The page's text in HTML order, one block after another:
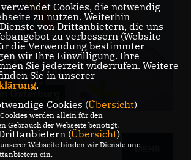
Osterburg
MEHR
Cookies, die notwendig
zu nutzen. Weiterhin
von Drittanbietern, die uns
zu verbessern (Website-
die Verwendung bestimmter
wir Ihre Einwilligung. Ihre
Sie jederzeit widerrufen. Weitere
Sie in unserer
.
Cookies (Übersicht)
werden allein für den
Gebrauch der Webseite benötigt.
(Übersicht)
Webseite binden wir Dienste und
ein.